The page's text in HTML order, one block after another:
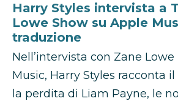
Harry Styles intervista a
Lowe Show su Apple
traduzione
Nell’intervista con Zane
Music, Harry Styles racconta
la perdita di Liam Payne, le